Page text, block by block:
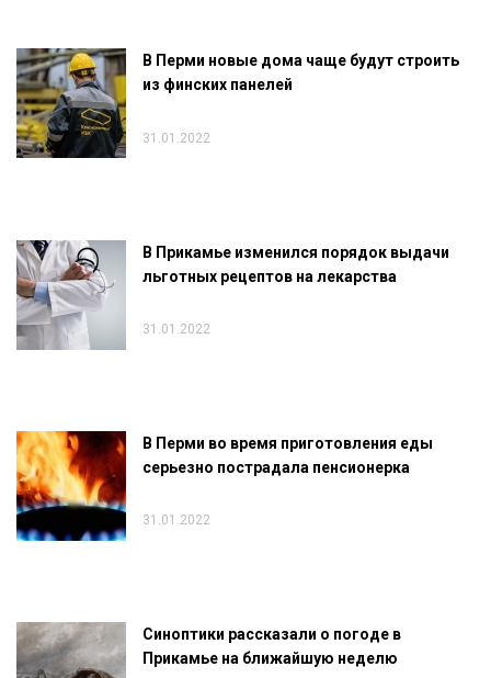
В Перми новые дома чаще будут строить
из финских панелей
31.01.2022
В Прикамье изменился порядок выдачи
льготных рецептов на лекарства
31.01.2022
В Перми во время приготовления еды
серьезно пострадала пенсионерка
31.01.2022
Синоптики рассказали о погоде в
Прикамье на ближайшую неделю